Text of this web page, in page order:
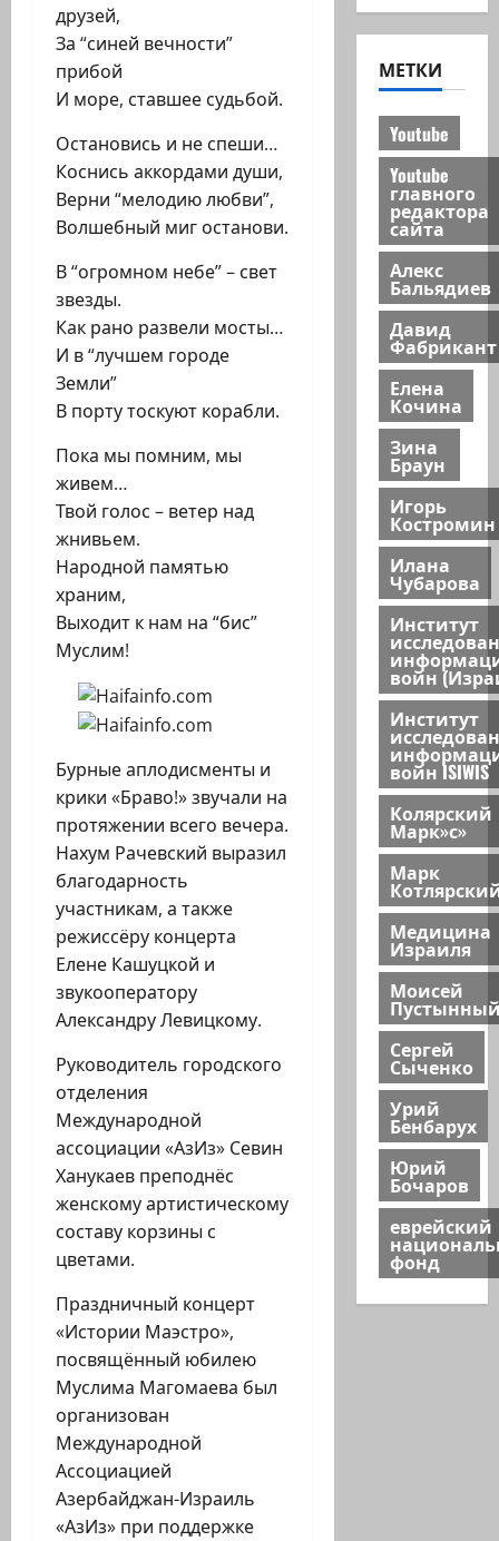
друзей,
За “синей вечности”
прибой
И море, ставшее судьбой.
Остановись и не спеши…
Коснись аккордами души,
Верни “мелодию любви”,
Волшебный миг останови.
В “огромном небе” – свет
звезды.
Как рано развели мосты…
И в “лучшем городе
Земли”
В порту тоскуют корабли.
Пока мы помним, мы
живем…
Твой голос – ветер над
жнивьем.
Народной памятью
храним,
Выходит к нам на “бис”
Муслим!
Бурные аплодисменты и
крики «Браво!» звучали на
протяжении всего вечера.
Нахум Рачевский выразил
благодарность
участникам, а также
режиссёру концерта
Елене Кашуцкой и
звукооператору
Александру Левицкому.
Руководитель городского
отделения
Международной
ассоциации «АзИз» Севин
Ханукаев преподнёс
женскому артистическому
составу корзины с
цветами.
Праздничный концерт
«Истории Маэстро»,
посвящённый юбилею
Муслима Магомаева был
организован
Международной
Ассоциацией
Азербайджан-Израиль
«АзИз» при поддержке
МЕТКИ
Youtube
Youtube
главного
редактора
сайта
Алекс
Бальядиев
Давид
Фабрикант
Елена
Кочина
Зина
Браун
Игорь
Костромин
Илана
Чубарова
Институт
войн
Институт
войн ISIWIS
Колярский
Марк»с»
Марк
Медицина
Израиля
Моисей
Сергей
Сыченко
Урий
Бенбарух
Юрий
Бочаров
еврейский
фонд